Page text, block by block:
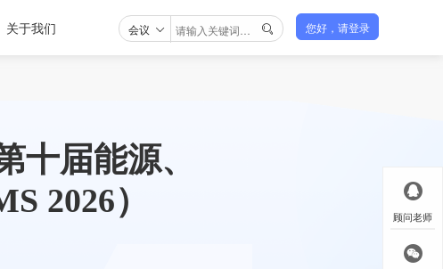
关于我们 会议  您好，请登录
十届能源、
2026）
顾问老师